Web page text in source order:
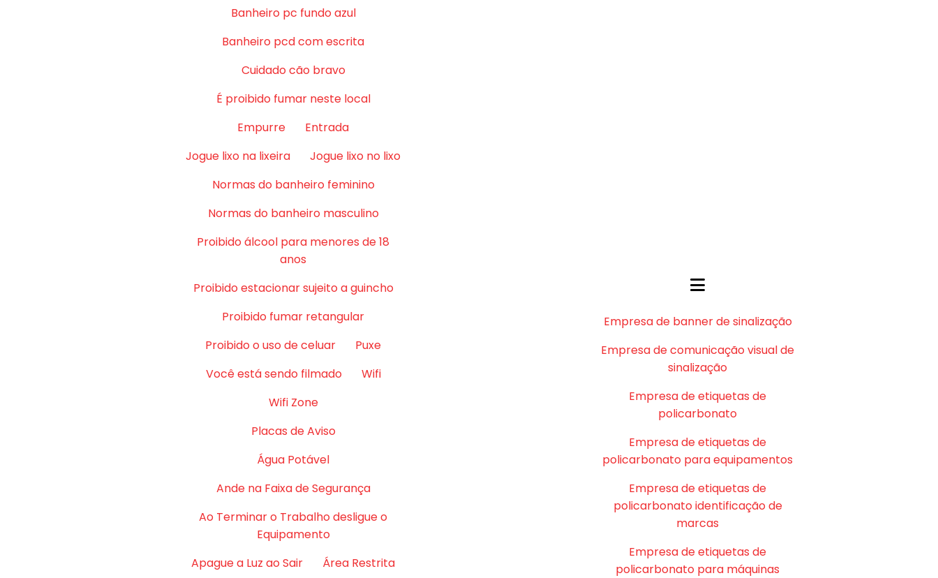
Banheiro pc fundo azul
Banheiro pcd com escrita
Cuidado cão bravo
É proibido fumar neste local
Empurre
Entrada
Jogue lixo na lixeira
Jogue lixo no lixo
Normas do banheiro feminino
Normas do banheiro masculino
Proibido álcool para menores de 18
anos
Proibido estacionar sujeito a guincho
Proibido fumar retangular
Proibido o uso de celuar
Puxe
Você está sendo filmado
Wifi
Wifi Zone
Placas de Aviso
Água Potável
Ande na Faixa de Segurança
Ao Terminar o Trabalho desligue o
Equipamento
Apague a Luz ao Sair
Área Restrita
Empresa de banner de sinalização
Empresa de comunicação visual de
sinalização
Empresa de etiquetas de
policarbonato
Empresa de etiquetas de
policarbonato para equipamentos
Empresa de etiquetas de
policarbonato identificação de
marcas
Empresa de etiquetas de
policarbonato para máquinas